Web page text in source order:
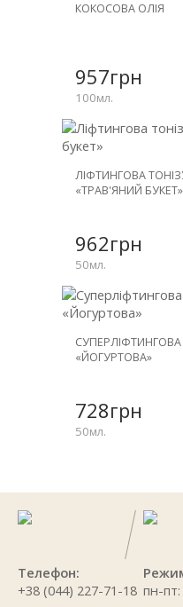
КОКОСОВА ОЛІЯ
957грн
100мл.
ЛІФТИНГОВА
«ТРАВ'ЯНИЙ БУКЕТ»
962грн
50мл.
«ЙОГУРТОВА»
728грн
50мл.
Телефон:
+38 (044) 227-71-18 пн-пт: